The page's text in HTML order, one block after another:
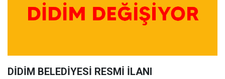
DİDİM BELEDİYESİ RESMİ İLANI